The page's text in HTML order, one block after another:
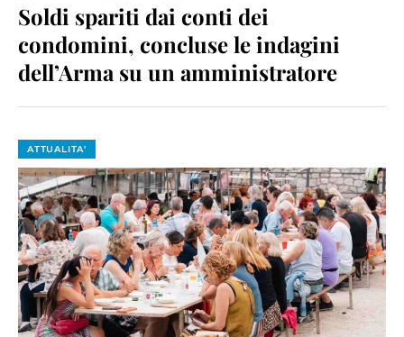
Soldi spariti dai conti dei
condomini, concluse le indagini
dell’Arma su un amministratore
ATTUALITA'